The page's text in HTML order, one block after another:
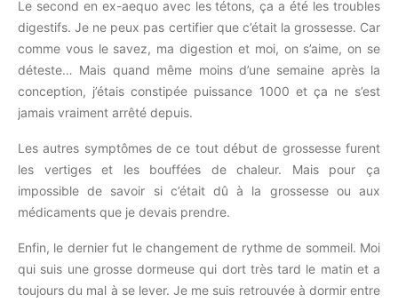
Le second en ex-aequo avec les tétons, ça a été les troubles
digestifs. Je ne peux pas certifier que c’était la grossesse. Car
comme vous le savez, ma digestion et moi, on s’aime, on se
déteste… Mais quand même moins d’une semaine après la
conception, j’étais constipée puissance 1000 et ça ne s’est
jamais vraiment arrêté depuis.
Les autres symptômes de ce tout début de grossesse furent
les vertiges et les bouffées de chaleur. Mais pour ça
impossible de savoir si c’était dû à la grossesse ou aux
médicaments que je devais prendre.
Enfin, le dernier fut le changement de rythme de sommeil. Moi
qui suis une grosse dormeuse qui dort très tard le matin et a
toujours du mal à se lever. Je me suis retrouvée à dormir entre